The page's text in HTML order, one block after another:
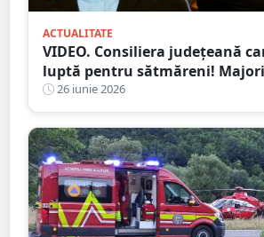
ACTUALITATE
VIDEO. Consiliera județeană
luptă pentru sătmăreni!
”acontată” să doarmă-n scaun
26 iunie 2026